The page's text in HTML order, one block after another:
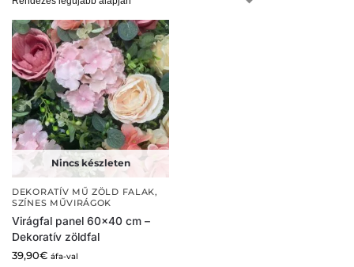
Nincs készleten
DEKORATÍV MŰ ZÖLD FALAK,
SZÍNES MŰVIRÁGOK
Virágfal panel 60×40 cm –
Dekoratív zöldfal
39,90€ áfa-val